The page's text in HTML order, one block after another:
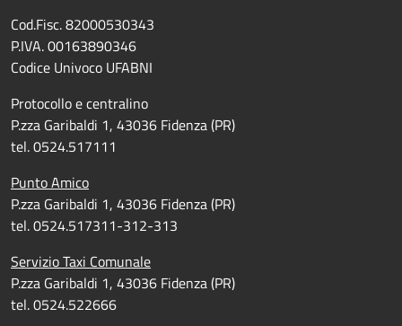
Cod.Fisc. 82000530343
P.IVA. 00163890346
Codice Univoco UFABNI
Protocollo e centralino
P.zza Garibaldi 1, 43036 Fidenza (PR)
tel. 0524.517111
Punto Amico
P.zza Garibaldi 1, 43036 Fidenza (PR)
tel. 0524.517311-312-313
Servizio Taxi Comunale
P.zza Garibaldi 1, 43036 Fidenza (PR)
tel. 0524.522666